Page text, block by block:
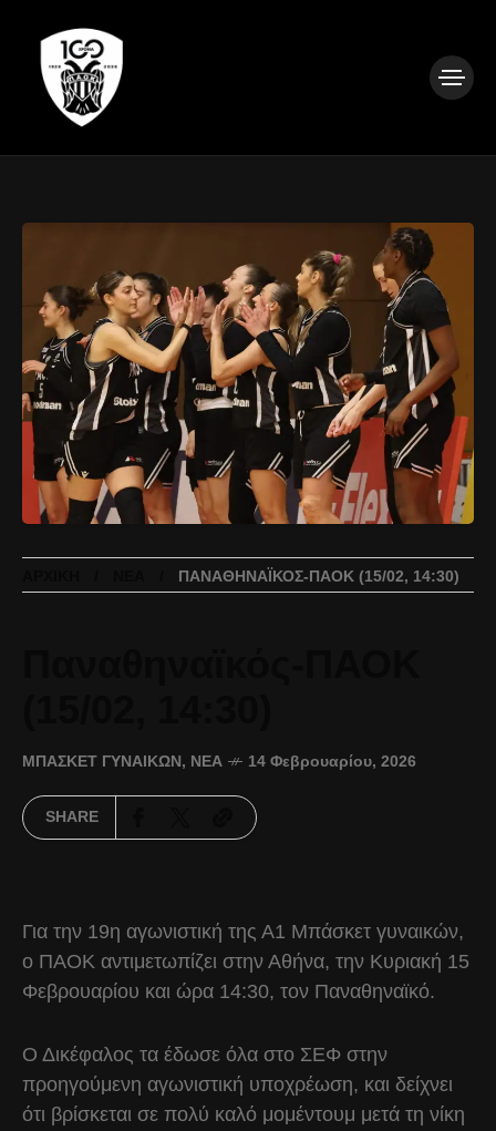
ΠΑΝΑΘΗΝΑΪΚΌΣ-ΠΑΟΚ (15/02, 14:30)
ΜΠΆΣΚΕΤ ΓΥΝΑΙΚΏΝ, ΝΈΑ 14 Φεβρουαρίου, 2026
SHARE
Για την 19η αγωνιστική της Α1 Μπάσκετ γυναικών,
ο ΠΑΟΚ αντιμετωπίζει στην Αθήνα, την Κυριακή 15
Φεβρουαρίου και ώρα 14:30, τον Παναθηναϊκό.
Ο Δικέφαλος τα έδωσε όλα στο ΣΕΦ στην
προηγούμενη αγωνιστική υποχρέωση, και δείχνει
ότι βρίσκεται σε πολύ καλό μομέντουμ μετά τη νίκη